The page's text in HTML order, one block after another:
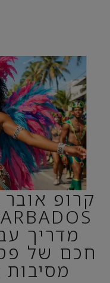
מדריך
חכם של
מסיבות